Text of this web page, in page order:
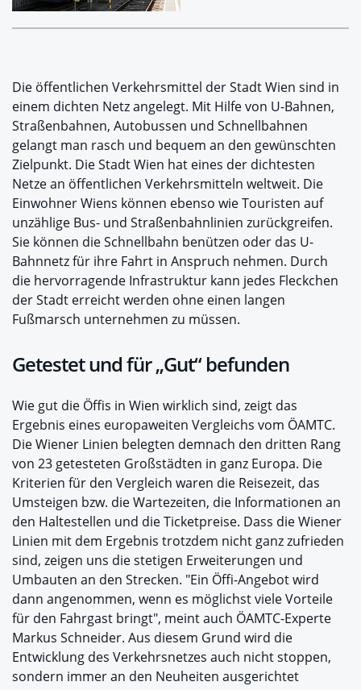
Die öffentlichen Verkehrsmittel der Stadt Wien sind in
einem dichten Netz angelegt. Mit Hilfe von U-Bahnen,
Straßenbahnen, Autobussen und Schnellbahnen
gelangt man rasch und bequem an den gewünschten
Zielpunkt. Die Stadt Wien hat eines der dichtesten
Netze an öffentlichen Verkehrsmitteln weltweit. Die
Einwohner Wiens können ebenso wie Touristen auf
unzählige Bus- und Straßenbahnlinien zurückgreifen.
Sie können die Schnellbahn benützen oder das U-
Bahnnetz für ihre Fahrt in Anspruch nehmen. Durch
die hervorragende Infrastruktur kann jedes Fleckchen
der Stadt erreicht werden ohne einen langen
Fußmarsch unternehmen zu müssen.
Getestet und für „Gut“ befunden
Wie gut die Öffis in Wien wirklich sind, zeigt das
Ergebnis eines europaweiten Vergleichs vom ÖAMTC.
Die Wiener Linien belegten demnach den dritten Rang
von 23 getesteten Großstädten in ganz Europa. Die
Kriterien für den Vergleich waren die Reisezeit, das
Umsteigen bzw. die Wartezeiten, die Informationen an
den Haltestellen und die Ticketpreise. Dass die Wiener
Linien mit dem Ergebnis trotzdem nicht ganz zufrieden
sind, zeigen uns die stetigen Erweiterungen und
Umbauten an den Strecken. "Ein Öffi-Angebot wird
dann angenommen, wenn es möglichst viele Vorteile
für den Fahrgast bringt", meint auch ÖAMTC-Experte
Markus Schneider. Aus diesem Grund wird die
Entwicklung des Verkehrsnetzes auch nicht stoppen,
sondern immer an den Neuheiten ausgerichtet